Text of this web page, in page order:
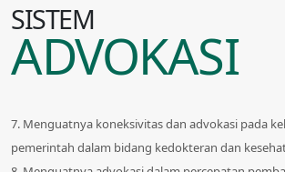
SISTEM
ADVOKASI
7. Menguatnya koneksivitas dan advokasi pada
pemerintah dalam bidang kedokteran dan